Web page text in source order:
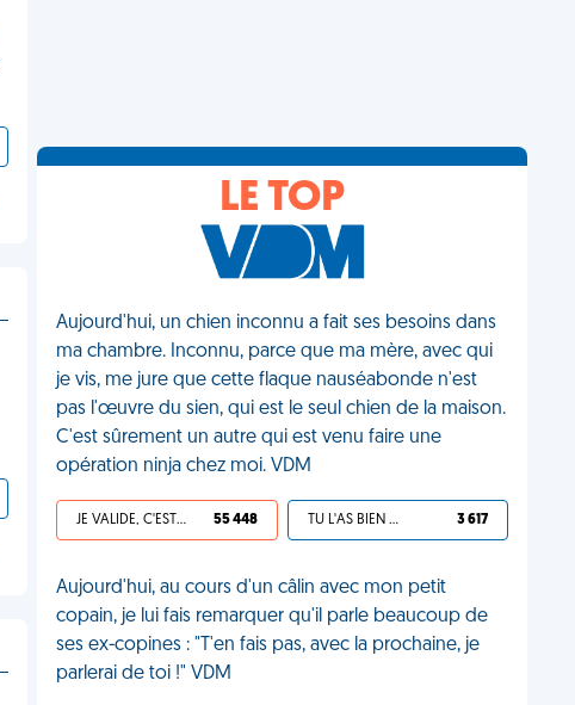
LE TOP
Aujourd'hui, un chien inconnu a fait ses besoins dans
ma chambre. Inconnu, parce que ma mère, avec qui
je vis, me jure que cette flaque nauséabonde n'est
pas l'œuvre du sien, qui est le seul chien de la maison.
C'est sûrement un autre qui est venu faire une
opération ninja chez moi. VDM
JE VALIDE, C'EST UNE VDM 55 448 TU L'AS BIEN MÉRITÉ 3 617
Aujourd'hui, au cours d'un câlin avec mon petit
copain, je lui fais remarquer qu'il parle beaucoup de
ses ex-copines : "T'en fais pas, avec la prochaine, je
parlerai de toi !" VDM